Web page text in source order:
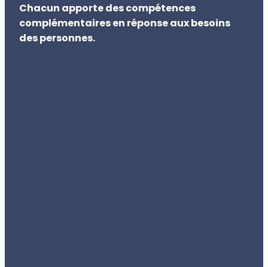
Chacun apporte des compétences
complémentaires en réponse aux besoins
des personnes.